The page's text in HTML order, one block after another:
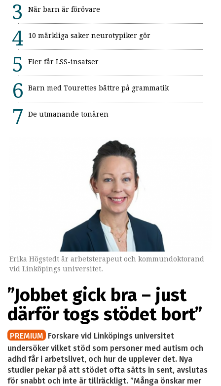
När barn är förövare
10 märkliga saker neurotypiker gör
Fler får LSS-insatser
Barn med Tourettes bättre på grammatik
De utmanande tonåren
Erika Högstedt är arbetsterapeut och kommundoktorand
vid Linköpings universitet.
”Jobbet gick bra – just
därför togs stödet bort”
PREMIUM Forskare vid Linköpings universitet
undersöker vilket stöd som personer med autism och
adhd får i arbetslivet, och hur de upplever det. Nya
studier pekar på att stödet ofta sätts in sent, avslutas
för snabbt och inte är tillräckligt. ”Många önskar mer